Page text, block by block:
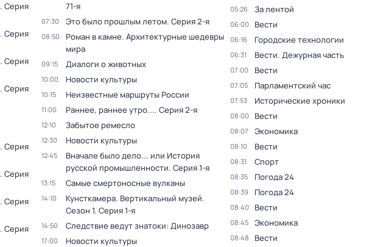
. Серия
. Серия
. Серия
. Серия
. Серия
. Серия
. Серия
. Серия
71-я
07:30 Это было прошлым летом. Серия 2-я
08:50
Роман в камне. Архитектурные шедевры
мира
09:15 Диалоги о животных
10:00 Новости культуры
10:15 Неизвестные маршруты России
11:00 Раннее, раннее утро.... Серия 2-я
12:10 Забытое ремесло
12:30 Новости культуры
12:45
Вначале было дело... или История
русской промышленности. Серия 1-я
13:15 Самые смертоносные вулканы
14:10 Кунсткамера. Вертикальный музей.
Сезон 1. Серия 1-я
14:50 Следствие ведут знатоки: Динозавр
17:00 Новости культуры
05:26 За лентой
06:00 Вести
06:16 Городские технологии
06:31 Вести. Дежурная часть
07:00 Вести
07:05 Парламентский час
07:53 Исторические хроники
08:00 Вести
08:07 Экономика
08:10 Вести
08:31 Спорт
08:35 Погода 24
08:39 Погода 24
08:40 Вести
08:45 Экономика
08:48 Вести